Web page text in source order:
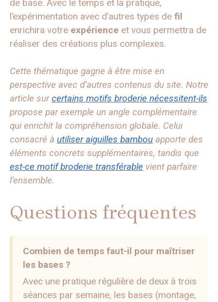
de base. Avec le temps et la pratique,
l’expérimentation avec d’autres types de fil
enrichira votre expérience et vous permettra de
réaliser des créations plus complexes.
Cette thématique gagne à être mise en
perspective avec d’autres contenus du site. Notre
article surcertains motifs broderie nécessitent-ils
propose par exemple un angle complémentaire
qui enrichit la compréhension globale. Celui
consacré à utiliser aiguilles bambou apporte des
éléments concrets supplémentaires, tandis que
est-ce motif broderie transférable vient parfaire
l’ensemble.
Questions fréquentes
Combien de temps faut-il pour maîtriser
les bases ?
Avec une pratique régulière de deux à trois
séances par semaine, les bases (montage,